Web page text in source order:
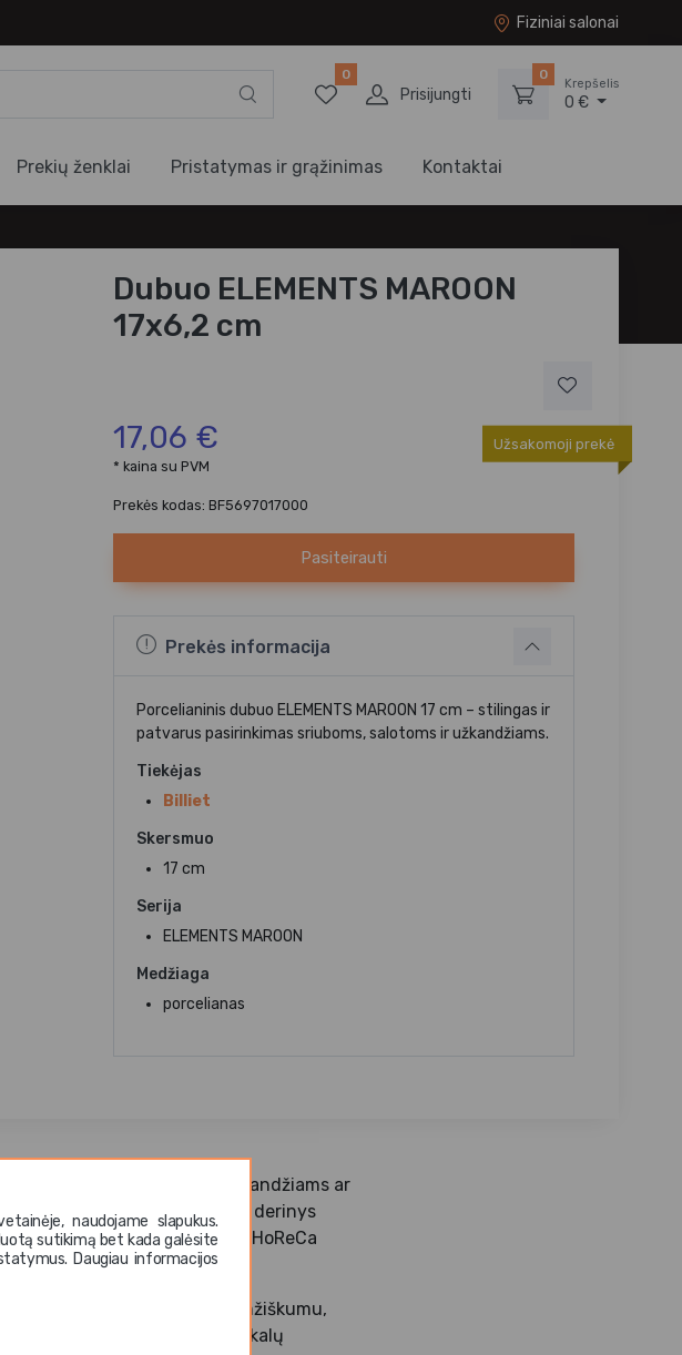
naudojame slapukus.
sutikimą bet kada galėsite
Daugiau informacijos
Fiziniai salonai
0
Prisijungti
0
Krepšelis
0 €
Prekių ženklai Pristatymas ir grąžinimas Kontaktai
Dubuo ELEMENTS MAROON
17x6,2 cm
17,06 €
Užsakomoji prekė
* kaina su PVM
Prekės kodas: BF5697017000
Pasiteirauti
Prekės informacija
Porcelianinis dubuo ELEMENTS MAROON 17 cm – stilingas ir
patvarus pasirinkimas sriuboms, salotoms ir užkandžiams.
Tiekėjas
Billiet
Skersmuo
17 cm
Serija
ELEMENTS MAROON
Medžiaga
porcelianas
sriuboms, salotoms, užkandžiams ar
rūdžių bei antracito spalvų derinys
tiek namų aplinkoje, tiek HoReCa
tvirtumu, atsparumu ir ilgaamžiškumu,
užtikrina patogų įvairių patiekalų